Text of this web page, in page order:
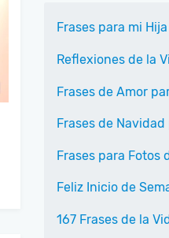
Frases para mi Hija
Reflexiones de la
Frases de Amor
Frases de
Frases para Fotos
Feliz Inicio de
167 Frases de la